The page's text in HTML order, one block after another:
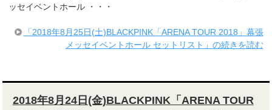
ッセイベントホール ・・・
「2018年8月25日(土)BLACKPINK「ARENA TOUR 2018」幕張
メッセイベントホール セットリスト」の続きを読む
2018年8月24日(金)BLACKPINK「ARENA TOUR